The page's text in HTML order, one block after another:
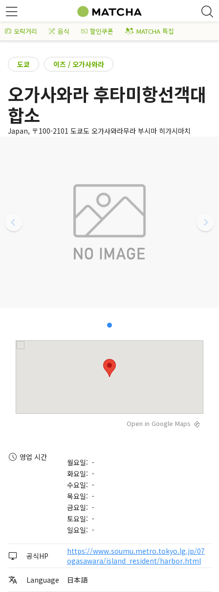
오락거리 음식 할인쿠폰 MATCHA 특집
도쿄 이즈 / 오가사와라
오가사와라 후타미항선객대
합소
Japan, 〒100-2101 도쿄도 오가사와라무라 부시마 히가시마치
Open in Google Maps
영업 시간
월요일: -
화요일: -
수요일: -
목요일: -
금요일: -
토요일: -
일요일: -
공식HP
https://www.soumu.metro.tokyo.lg.jp/07
ogasawara/island_resident/harbor.html
Language
日本語